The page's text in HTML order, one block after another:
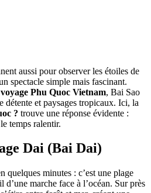
aussi pour observer les étoiles de
spectacle simple mais fascinant.
voyage Phu Quoc Vietnam, Bai Sao
et paysages tropicaux. Ici, la
? trouve une réponse évidente :
temps ralentir.
Dai (Bai Dai)
quelques minutes : c’est une plage
d’une marche face à l’océan. Sur près